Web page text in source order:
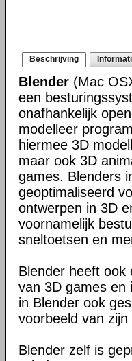
Beschrijving
Blender (Mac
een
onafhankelijk
modelleer
hiermee 3D
maar ook 3D
games. Blenders
geoptimaliseerd
ontwerpen in 3D
voornamelijk
sneltoetsen en
Blender heeft ook
van 3D games en
in Blender ook
voorbeeld van
Blender zelf is